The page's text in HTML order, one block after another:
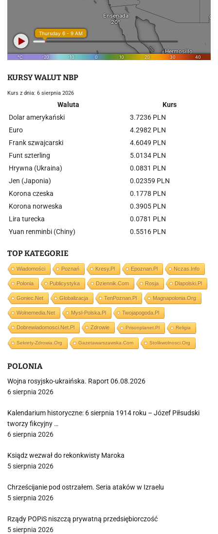
KURSY WALUT NBP
Kurs z dnia: 6 sierpnia 2026
Waluta
Kurs
Dolar amerykański
3.7236 PLN
Euro
4.2982 PLN
Frank szwajcarski
4.6049 PLN
Funt szterling
5.0134 PLN
Hrywna (Ukraina)
0.0831 PLN
Jen (Japonia)
0.02359 PLN
Korona czeska
0.1778 PLN
Korona norweska
0.3905 PLN
Lira turecka
0.0781 PLN
Yuan renminbi (Chiny)
0.5516 PLN
TOP KATEGORIE
Wiadomości Poznań Kresy.pl Epoznan.pl Nczas.info
Polonia Publicystyka Dziennik.com Rosja Dlapolski.pl
Goniec.net Globalizacja TenPoznan.pl Magnapolonia.org
Wolnemedia.net Mysl-Polska.pl Twojapogoda.pl
Dobrewiadomosci.net.pl Zdrowie Prisonplanet.pl Religia
Sekrety-Zdrowia.org Gazetawarszawska.com Stolikwolnosci.org
POLONIA
Wojna rosyjsko-ukraińska. Raport 06.08.2026
6 sierpnia 2026
Kalendarium historyczne: 6 sierpnia 1914 roku – Józef Piłsudski
tworzy fikcyjny …
6 sierpnia 2026
Ksiądz wezwał do rekonkwisty Maroka
5 sierpnia 2026
Chrześcijanie pod ostrzałem. Seria ataków w Izraelu
5 sierpnia 2026
Rządy POPiS niszczą prywatną przedsiębiorczość
5 sierpnia 2026